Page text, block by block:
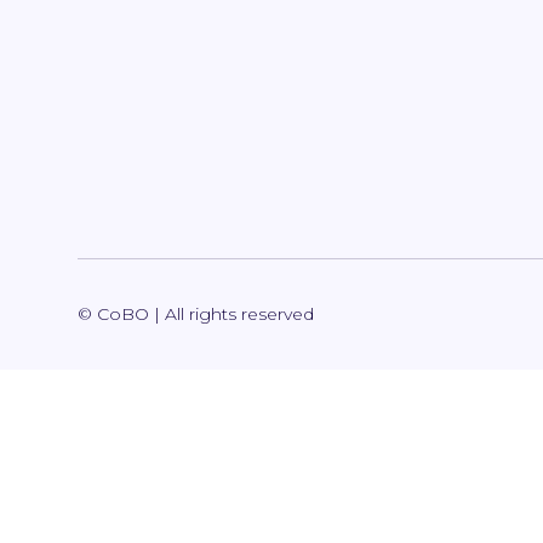
© CoBO | All rights reserved